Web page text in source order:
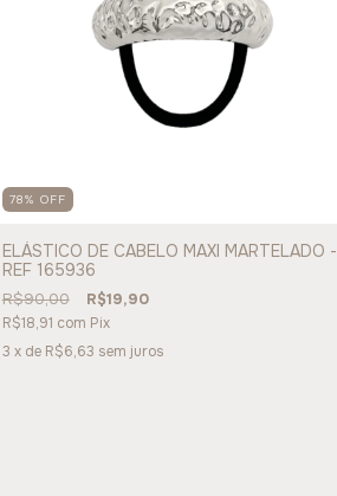
78% OFF
ELÁSTICO DE CABELO MAXI MARTELADO -
REF 165936
R$90,00 R$19,90
R$18,91 com Pix
3 x de R$6,63 sem juros